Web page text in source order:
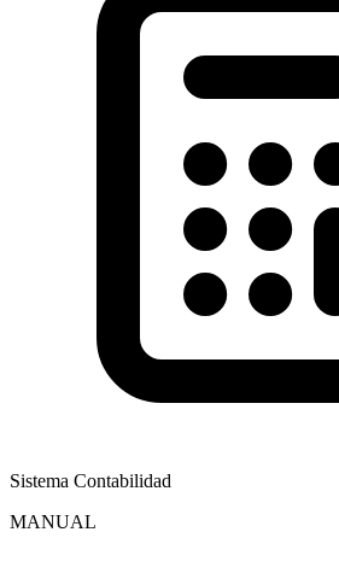
Sistema Contabilidad
MANUAL